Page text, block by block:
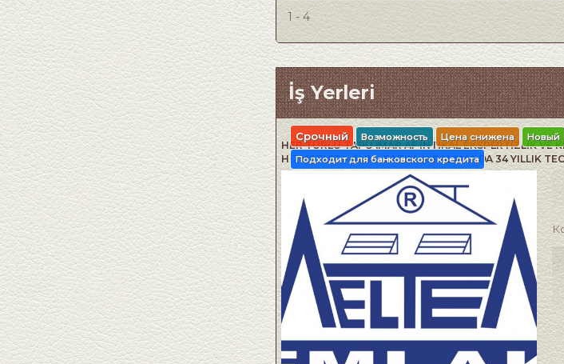
1 - 4
İş Yerleri
HER TÜRLÜ TAPU İMAR AF İNTİKAL EKSPERTİZLİK VE
HİZMETLERİ- ALIM . SATIM. KİRALAMA DA 34 YILLIK
Срочный Возможность Цена снижена Новый
Подходит для банковского кредита